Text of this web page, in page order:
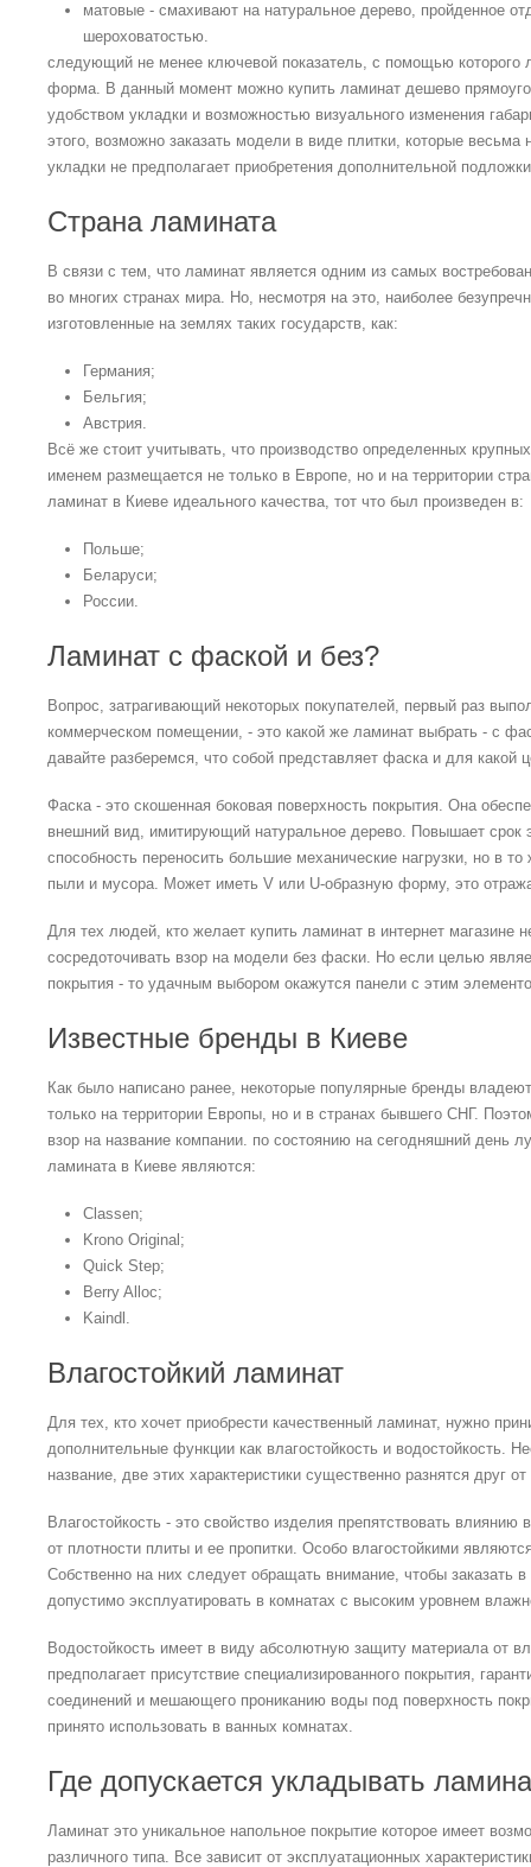
матовые - смахивают на натуральное дерево, пройденное
шероховатостью.
следующий не менее ключевой показатель, с помощью которого
форма. В данный момент можно купить ламинат дешево
удобством укладки и возможностью визуального изменения
этого, возможно заказать модели в виде плитки, которые весьма
укладки не предполагает приобретения дополнительной
Страна ламината
В связи с тем, что ламинат является одним из самых
во многих странах мира. Но, несмотря на это, наиболее
изготовленные на землях таких государств, как:
Германия;
Бельгия;
Австрия.
Всё же стоит учитывать, что производство определенных
именем размещается не только в Европе, но и на территории
ламинат в Киеве идеального качества, тот что был произведен в:
Польше;
Беларуси;
России.
Ламинат с фаской и без?
Вопрос, затрагивающий некоторых покупателей, первый раз
коммерческом помещении, - это какой же ламинат выбрать - с
давайте разберемся, что собой представляет фаска и для какой
Фаска - это скошенная боковая поверхность покрытия. Она
внешний вид, имитирующий натуральное дерево. Повышает срок
способность переносить большие механические нагрузки, но в
пыли и мусора. Может иметь V или U-образную форму, это
Для тех людей, кто желает купить ламинат в интернет магазине
сосредоточивать взор на модели без фаски. Но если целью
покрытия - то удачным выбором окажутся панели с этим
Известные бренды в Киеве
Как было написано ранее, некоторые популярные бренды
только на территории Европы, но и в странах бывшего СНГ.
взор на название компании. по состоянию на сегодняшний день
ламината в Киеве являются:
Classen;
Krono Original;
Quick Step;
Berry Alloc;
Kaindl.
Влагостойкий ламинат
Для тех, кто хочет приобрести качественный ламинат, нужно
дополнительные функции как влагостойкость и водостойкость.
название, две этих характеристики существенно разнятся друг от
Влагостойкость - это свойство изделия препятствовать
от плотности плиты и ее пропитки. Особо влагостойкими
Собственно на них следует обращать внимание, чтобы заказать
допустимо эксплуатировать в комнатах с высоким уровнем
Водостойкость имеет в виду абсолютную защиту материала от
предполагает присутствие специализированного покрытия,
соединений и мешающего прониканию воды под поверхность
принято использовать в ванных комнатах.
Где допускается укладывать
Ламинат это уникальное напольное покрытие которое имеет
различного типа. Все зависит от эксплуатационных